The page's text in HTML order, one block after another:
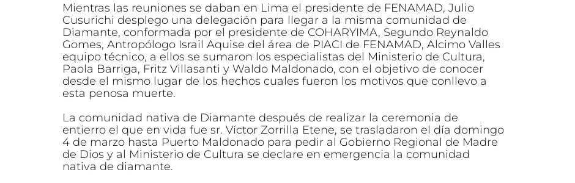
Mientras las reuniones se daban en Lima el presidente de FENAMAD, Julio
Cusurichi desplego una delegación para llegar a la misma comunidad de
Diamante, conformada por el presidente de COHARYIMA, Segundo Reynaldo
Gomes, Antropólogo Israil Aquise del área de PIACI de FENAMAD, Alcimo Valles
equipo técnico, a ellos se sumaron los especialistas del Ministerio de Cultura,
Paola Barriga, Fritz Villasanti y Waldo Maldonado, con el objetivo de conocer
desde el mismo lugar de los hechos cuales fueron los motivos que conllevo a
esta penosa muerte.
La comunidad nativa de Diamante después de realizar la ceremonia de
entierro el que en vida fue sr. Víctor Zorrilla Etene, se trasladaron el día domingo
4 de marzo hasta Puerto Maldonado para pedir al Gobierno Regional de Madre
de Dios y al Ministerio de Cultura se declare en emergencia la comunidad
nativa de diamante.